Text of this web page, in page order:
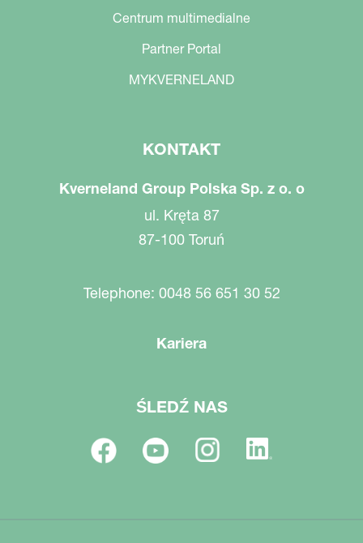
Centrum multimedialne
Partner Portal
MYKVERNELAND
KONTAKT
Kverneland Group Polska Sp. z o. o
ul. Kręta 87
87-100 Toruń
Telephone: 0048 56 651 30 52
Kariera
ŚLEDŹ NAS